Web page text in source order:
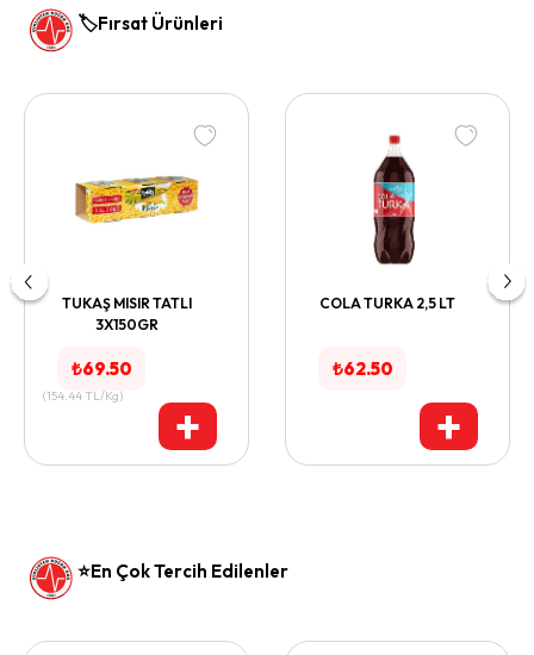
🏷️Fırsat Ürünleri
TUKAŞ MISIR TATLI
3X150GR
₺69.50
(154.44 TL/Kg) +
COLA TURKA 2,5 LT
₺62.50
+
⭐En Çok Tercih Edilenler